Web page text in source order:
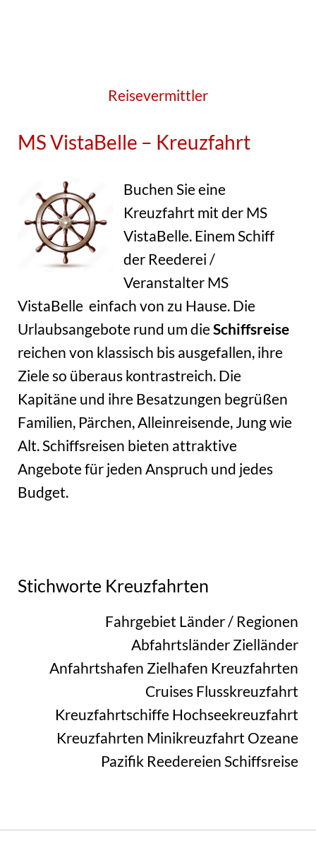
Reisevermittler
MS VistaBelle – Kreuzfahrt
Buchen Sie eine
Kreuzfahrt mit der MS
VistaBelle. Einem Schiff
der Reederei /
Veranstalter MS
VistaBelle einfach von zu Hause. Die
Urlaubsangebote rund um dieSchiffsreise
reichen von klassisch bis ausgefallen, ihre
Ziele so überaus kontrastreich. Die
Kapitäne und ihre Besatzungen begrüßen
Familien, Pärchen, Alleinreisende, Jung wie
Alt. Schiffsreisen bieten attraktive
Angebote für jeden Anspruch und jedes
Budget.
Stichworte Kreuzfahrten
Fahrgebiet Länder / Regionen
AbfahrtsländerZielländer
Anfahrtshafen Zielhafen Kreuzfahrten
CruisesFlusskreuzfahrt
KreuzfahrtschiffeHochseekreuzfahrt
Kreuzfahrten Minikreuzfahrt Ozeane
Pazifik ReedereienSchiffsreise